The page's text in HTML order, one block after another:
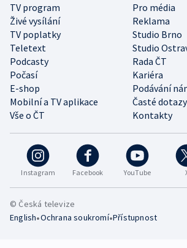
Instagram Facebook YouTube
TV program
Pro média
Živé vysílání
Reklama
TV poplatky
Studio Brno
Teletext
Studio
Podcasty
Rada ČT
Počasí
Kariéra
E-shop
Podávání
Mobilní a TV aplikace
Časté dotazy
Vše o ČT
Kontakty
© Česká televize
English•Ochrana soukromí•Přístupnost